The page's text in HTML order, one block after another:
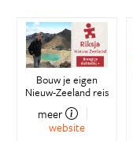
Bouw je eigen
Nieuw-Zeeland reis
meer
website